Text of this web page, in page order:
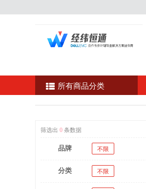
所有商品分类
筛选出 0 条数据
品牌 不限
分类 不限